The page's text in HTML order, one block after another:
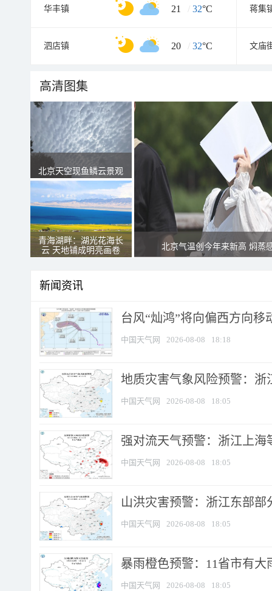
华丰镇 21 / 32°C 蒋集
泗店镇 20 / 32°C 文庙
高清图集
北京天空现鱼鳞云景观
青海湖畔：湖光花海长
云 天地铺成明亮画卷
北京气温创今年来新高 焖蒸
新闻资讯
台风“灿鸿”将向偏西方向移
中国天气网 2026-08-08 18:18
地质灾害气象风险预警：
中国天气网 2026-08-08 18:05
强对流天气预警：浙江上海
中国天气网 2026-08-08 18:05
山洪灾害预警：浙江东部
中国天气网 2026-08-08 18:05
暴雨橙色预警：11省市有
中国天气网 2026-08-08 18:05